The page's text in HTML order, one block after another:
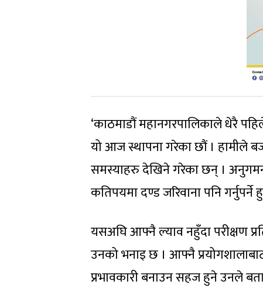
‘काठमाडौं महानगरपालिकाले धेरै
यो आज स्थापना गरेका छौं । हामीले
समस्याहरु देखिने गरेका छन् ।
कतिपयमा दण्ड जरिवाना पनि गर्नुपर्ने
यसअघि आफ्नै ल्याव नहुँदा परीक्षण
उनको भनाइ छ । आफ्नै
प्रभावकारी बनाउन सहज हुने उनले